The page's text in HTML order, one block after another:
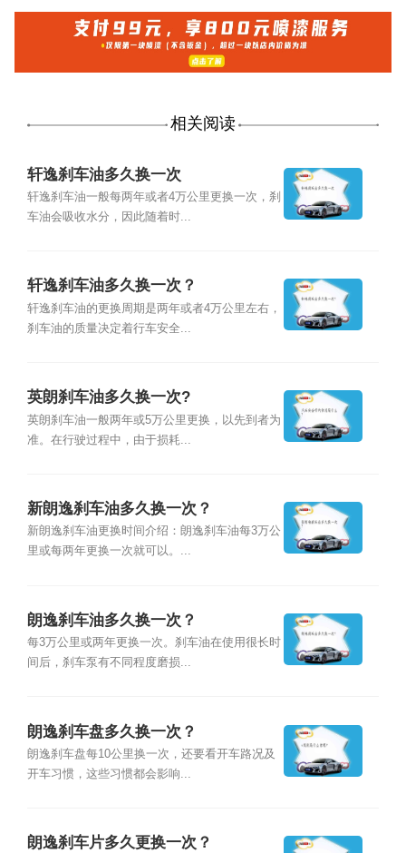
相关阅读
轩逸刹车油多久换一次
轩逸刹车油一般每两年或者4万公里更换一次，刹
车油会吸收水分，因此随着时...
轩逸刹车油多久换一次？
轩逸刹车油的更换周期是两年或者4万公里左右，
刹车油的质量决定着行车安全...
英朗刹车油多久换一次?
英朗刹车油一般两年或5万公里更换，以先到者为
准。在行驶过程中，由于损耗...
新朗逸刹车油多久换一次？
新朗逸刹车油更换时间介绍：朗逸刹车油每3万公
里或每两年更换一次就可以。...
朗逸刹车油多久换一次？
每3万公里或两年更换一次。刹车油在使用很长时
间后，刹车泵有不同程度磨损...
朗逸刹车盘多久换一次？
朗逸刹车盘每10公里换一次，还要看开车路况及
开车习惯，这些习惯都会影响...
朗逸刹车片多久更换一次？